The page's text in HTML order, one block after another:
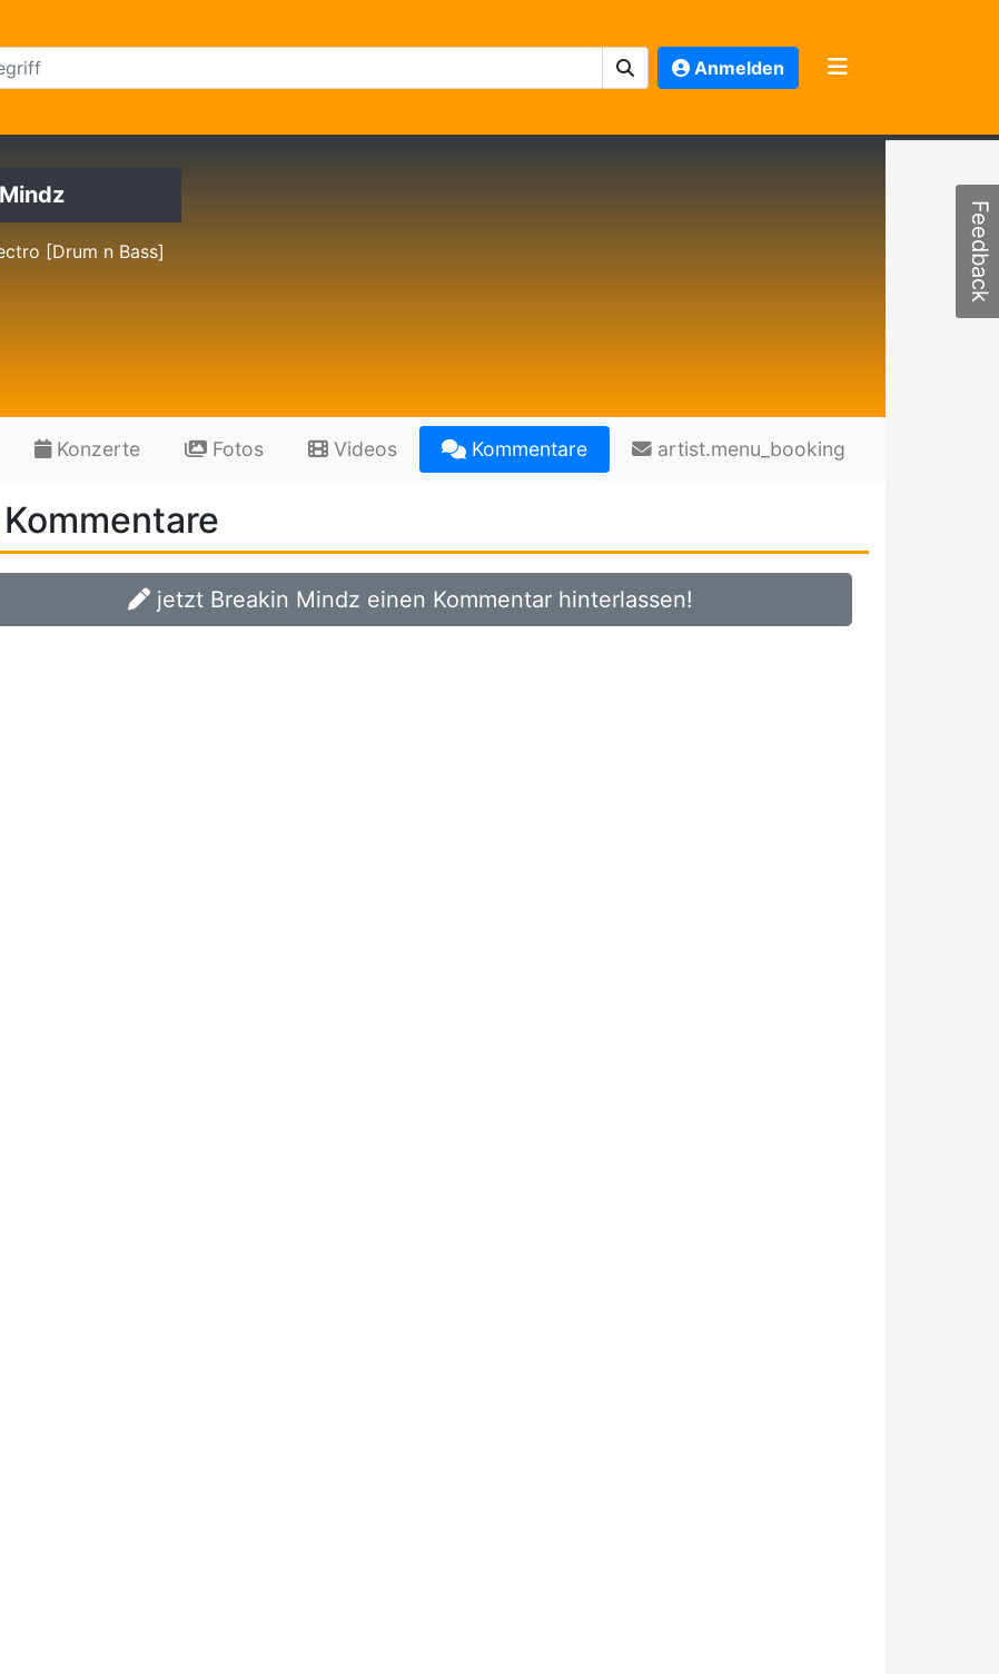
Anmelden
[Drum n Bass]
Konzerte Fotos Videos Kommentare artist.menu_booking
Kommentare
jetzt Breakin Mindz einen Kommentar hinterlassen!
Feedback